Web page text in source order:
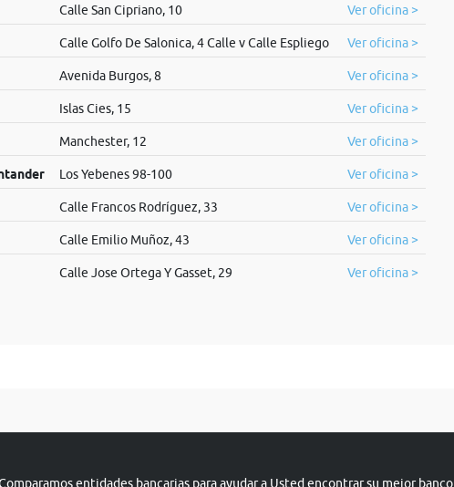
Calle San Cipriano, 10 Ver oficina >
Calle Golfo De Salonica, 4 Calle v Calle Espliego Ver oficina >
Avenida Burgos, 8 Ver oficina >
Islas Cies, 15 Ver oficina >
Manchester, 12 Ver oficina >
Los Yebenes 98-100 Ver oficina >
Calle Francos Rodríguez, 33 Ver oficina >
Calle Emilio Muñoz, 43 Ver oficina >
Calle Jose Ortega Y Gasset, 29 Ver oficina >
entidades bancarias para ayudar a Usted encontrar su mejor banco.